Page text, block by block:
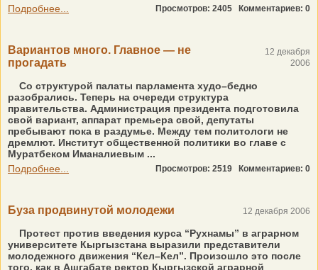
Подробнее...
Просмотров: 2405 Комментариев: 0
Вариантов много. Главное — не
прогадать
12 декабря
2006
Со структурой палаты парламента худо–бедно
разобрались. Теперь на очереди структура
правительства. Администрация президента подготовила
свой вариант, аппарат премьера свой, депутаты
пребывают пока в раздумье. Между тем политологи не
дремлют. Институт общественной политики во главе с
Муратбеком Иманалиевым ...
Подробнее...
Просмотров: 2519 Комментариев: 0
Буза продвинутой молодежи 12 декабря 2006
Протест против введения курса “Рухнамы” в аграрном
университете Кыргызстана выразили представители
молодежного движения “Кел–Кел”. Произошло это после
того, как в Ашгабате ректор Кыргызской аграрной